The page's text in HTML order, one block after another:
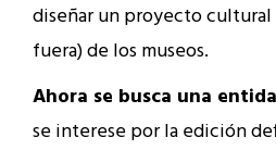
diseñar un proyecto
fuera) de los museos.
Ahora se busca una
se interese por la edición